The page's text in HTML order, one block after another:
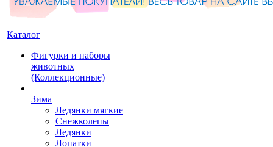
Каталог
Фигурки и наборы
животных
(Коллекционные)
Зима
Ледянки мягкие
Снежколепы
Ледянки
Лопатки